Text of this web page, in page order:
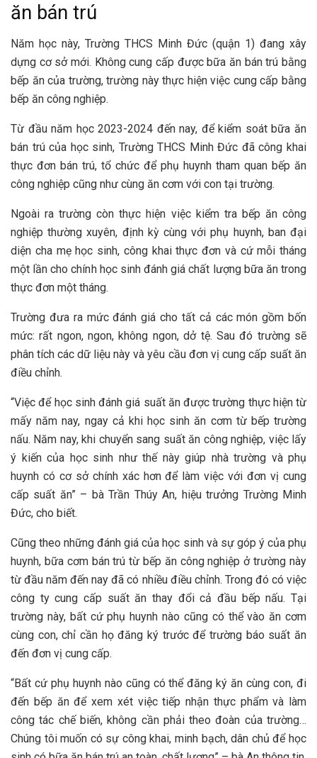
ăn bán trú
Năm học này, Trường THCS Minh Đức (quận 1) đang xây
dựng cơ sở mới. Không cung cấp được bữa ăn bán trú bằng
bếp ăn của trường, trường này thực hiện việc cung cấp bằng
bếp ăn công nghiệp.
Từ đầu năm học 2023-2024 đến nay, để kiểm soát bữa ăn
bán trú của học sinh, Trường THCS Minh Đức đã công khai
thực đơn bán trú, tổ chức để phụ huynh tham quan bếp ăn
công nghiệp cũng như cùng ăn cơm với con tại trường.
Ngoài ra trường còn thực hiện việc kiểm tra bếp ăn công
nghiệp thường xuyên, định kỳ cùng với phụ huynh, ban đại
diện cha mẹ học sinh, công khai thực đơn và cứ mỗi tháng
một lần cho chính học sinh đánh giá chất lượng bữa ăn trong
thực đơn một tháng.
Trường đưa ra mức đánh giá cho tất cả các món gồm bốn
mức: rất ngon, ngon, không ngon, dở tệ. Sau đó trường sẽ
phân tích các dữ liệu này và yêu cầu đơn vị cung cấp suất ăn
điều chỉnh.
“Việc để học sinh đánh giá suất ăn được trường thực hiện từ
mấy năm nay, ngay cả khi học sinh ăn cơm từ bếp trường
nấu. Năm nay, khi chuyển sang suất ăn công nghiệp, việc lấy
ý kiến của học sinh như thế này giúp nhà trường và phụ
huynh có cơ sở chính xác hơn để làm việc với đơn vị cung
cấp suất ăn” – bà Trần Thúy An, hiệu trưởng Trường Minh
Đức, cho biết.
Cũng theo những đánh giá của học sinh và sự góp ý của phụ
huynh, bữa cơm bán trú từ bếp ăn công nghiệp ở trường này
từ đầu năm đến nay đã có nhiều điều chỉnh. Trong đó có việc
công ty cung cấp suất ăn thay đổi cả đầu bếp nấu. Tại
trường này, bất cứ phụ huynh nào cũng có thể vào ăn cơm
cùng con, chỉ cần họ đăng ký trước để trường báo suất ăn
đến đơn vị cung cấp.
“Bất cứ phụ huynh nào cũng có thể đăng ký ăn cùng con, đi
đến bếp ăn để xem xét việc tiếp nhận thực phẩm và làm
công tác chế biến, không cần phải theo đoàn của trường…
Chúng tôi muốn có sự công khai, minh bạch, dân chủ để học